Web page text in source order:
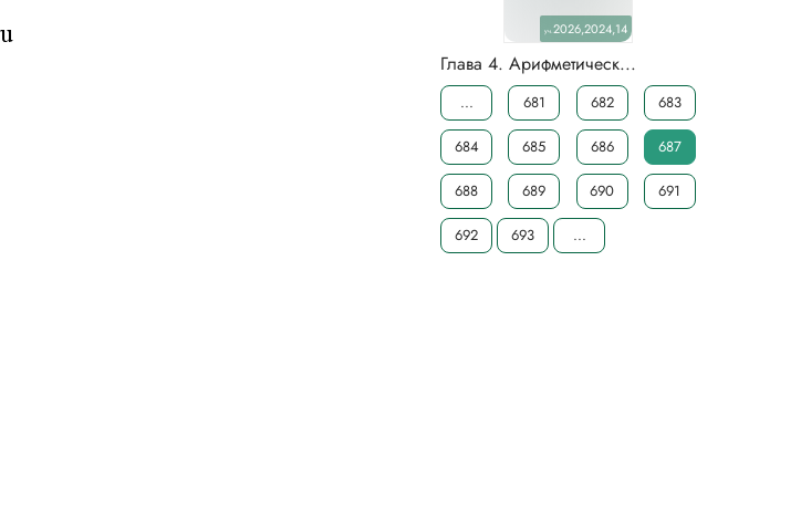
уч.2026,2024,14
Глава 4. Арифметическ...
... 681 682 683
684 685 686 687
688 689 690 691
692 693 ...